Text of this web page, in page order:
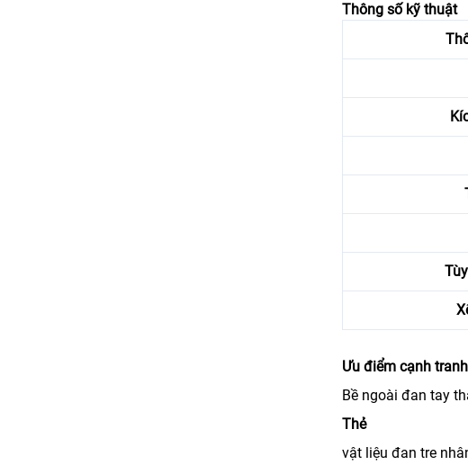
Thông số kỹ thuật
Ưu điểm cạnh tranh
Bề ngoài đan tay
Thẻ
vật liệu đan tre